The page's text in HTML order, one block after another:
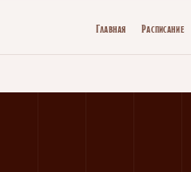
Главная Расписание